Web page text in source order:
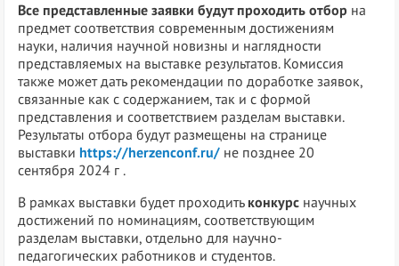
Все представленные заявки будут проходить отбор на
предмет соответствия современным достижениям
науки, наличия научной новизны и наглядности
представляемых на выставке результатов. Комиссия
также может дать рекомендации по доработке заявок,
связанные как с содержанием, так и с формой
представления и соответствием разделам выставки.
Результаты отбора будут размещены на странице
выставки https://herzenconf.ru/ не позднее 20
сентября 2024 г .
В рамках выставки будет проходить конкурс научных
достижений по номинациям, соответствующим
разделам выставки, отдельно для научно-
педагогических работников и студентов.